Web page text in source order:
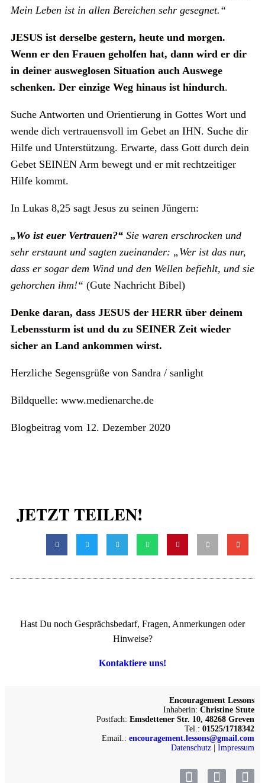
Mein Leben ist in allen Bereichen sehr gesegnet.“
JESUS ist derselbe gestern, heute und morgen.
Wenn er den Frauen geholfen hat, dann wird er dir
in deiner ausweglosen Situation auch Auswege
schenken. Der einzige Weg hinaus ist hindurch.
Suche Antworten und Orientierung in Gottes Wort und
wende dich vertrauensvoll im Gebet an IHN. Suche dir
Hilfe und Unterstützung. Erwarte, dass Gott durch dein
Gebet SEINEN Arm bewegt und er mit rechtzeitiger
Hilfe kommt.
In Lukas 8,25 sagt Jesus zu seinen Jüngern:
„Wo ist euer Vertrauen?“ Sie waren erschrocken und
sehr erstaunt und sagten zueinander: „Wer ist das nur,
dass er sogar dem Wind und den Wellen befiehlt, und sie
gehorchen ihm!“ (Gute Nachricht Bibel)
Denke daran, dass JESUS der HERR über deinem
Lebenssturm ist und du zu SEINER Zeit wieder
sicher an Land ankommen wirst.
Herzliche Segensgrüße von Sandra / sanlight
Bildquelle: www.medienarche.de
Blogbeitrag vom 12. Dezember 2020
JETZT TEILEN!
Hast Du noch Gesprächsbedarf, Fragen, Anmerkungen oder
Hinweise?
Kontaktiere uns!
Encouragement Lessons
Inhaberin: Christine Stute
Postfach: Emsdettener Str. 10, 48268 Greven
Tel.: 01525/1718342
Email.: encouragement.lessons@gmail.com
Datenschutz
Impressum